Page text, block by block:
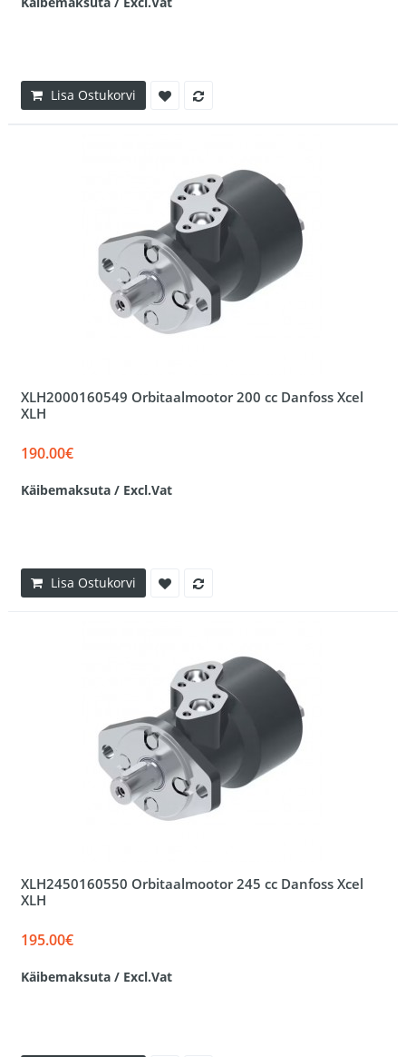
Lisa Ostukorvi
XLH2000160549 Orbitaalmootor 200 cc Danfoss Xcel
XLH
190.00€
Käibemaksuta / Excl.Vat
Lisa Ostukorvi
XLH2450160550 Orbitaalmootor 245 cc Danfoss Xcel
XLH
195.00€
Käibemaksuta / Excl.Vat